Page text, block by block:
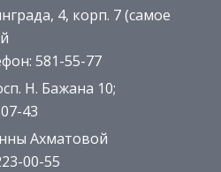
4, корп. 7 (самое
581-55-77
Н. Бажана 10;
43
Ахматовой
00-55